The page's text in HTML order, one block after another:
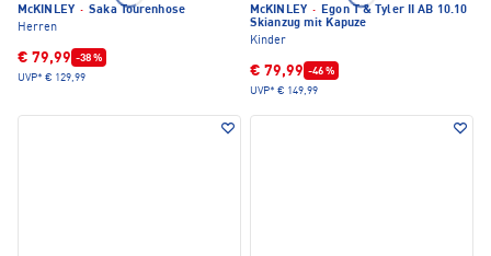
McKINLEY · Saka Tourenhose
Herren
€ 79,99 -38 %
UVP* € 129,99
McKINLEY · Egon T & Tyler II AB 10.10
Skianzug mit Kapuze
Kinder
€ 79,99 -46 %
UVP* € 149,99